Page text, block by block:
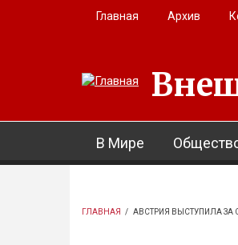
Перейти к основному содержанию
Главная Архив
В Мире
ГЛАВНАЯ / АВСТРИЯ ВЫСТУПИЛА ЗА